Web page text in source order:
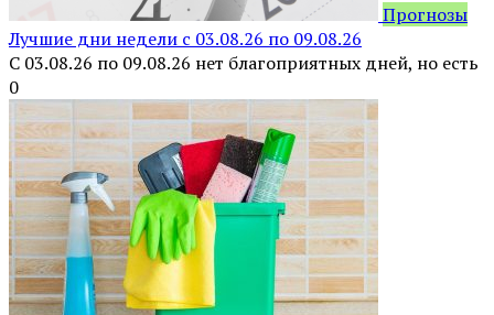
Прогнозы
Лучшие дни недели с 03.08.26 по 09.08.26
С 03.08.26 по 09.08.26 нет благоприятных дней, но есть
0